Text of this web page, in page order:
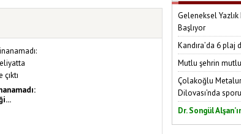
Geleneksel
Başlıyor
Kandıra’da 6 plaj
Mutlu şehrin
Çolakoğlu
Dilovası’nda
Dr. Songül